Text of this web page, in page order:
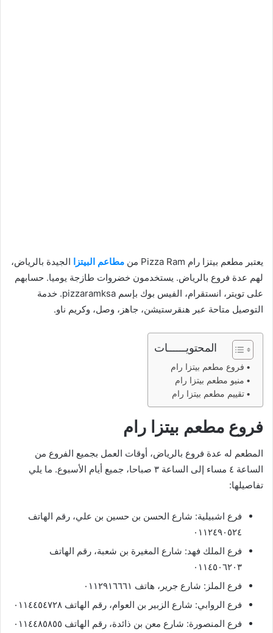
يعتبر مطعم بيتزا رام Pizza Ram من مطاعم البيتزا الجيدة بالرياض،
لهم عدة فروع بالرياض. يستخدمون خضروات طازجة يوميا. حسابهم
على تويتر، انستقرام، الفيس بوك بإسم pizzaramksa. خدمة
التوصيل متاحة عبر هنقرستيشن، جاهز، وصل، وكريم ناو.
المحتويــــــات
فروع مطعم بيتزا رام
منيو مطعم بيتزا رام
تقييم مطعم بيتزا رام
فروع مطعم بيتزا رام
المطعم له عدة فروع بالرياض، أوقات العمل بجميع الفروع من
الساعة ٤ مساء إلى الساعة ٣ صباحا، جميع أيام الأسبوع. ما يلي
تفاصيلها:
فرع اشبيلية: شارع الحسن بن حسين بن علي، رقم الهاتف
٠١١٢٤٩٠٥٢٤
فرع الملك فهد: شارع المغيرة بن شعبة، رقم الهاتف
٠١١٤٥٠٦٢٠٣
فرع الملز: شارع جرير، هاتف ٠١١٢٩١٦٦٦١
فرع الروابي: شارع الزبير بن العوام، رقم الهاتف ٠١١٤٤٥٤٧٢٨
فرع المنصورة: شارع معن بن ذائدة، رقم الهاتف ٠١١٤٤٨٥٨٥٥